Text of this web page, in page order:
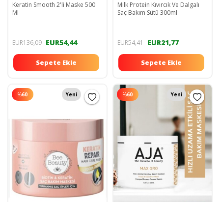
Keratin Smooth 2'li Maske 500
Ml
EUR136,09 EUR54,44
Sepete Ekle
Milk Protein Kıvırcık Ve Dalgalı
Saç Bakım Sütü 300ml
EUR54,41 EUR21,77
Sepete Ekle
%60 Yeni %60 Yeni